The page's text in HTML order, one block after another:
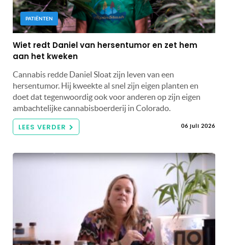
PATIËNTEN
Wiet redt Daniel van hersentumor en zet hem
aan het kweken
Cannabis redde Daniel Sloat zijn leven van een
hersentumor. Hij kweekte al snel zijn eigen planten en
doet dat tegenwoordig ook voor anderen op zijn eigen
ambachtelijke cannabisboerderij in Colorado.
LEES VERDER 06 juli 2026